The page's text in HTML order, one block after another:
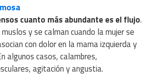
cuanto más abundante es el flujo.
y se calman cuando la mujer se
con dolor en la mama izquierda y
algunos casos, calambres,
agitación y angustia.